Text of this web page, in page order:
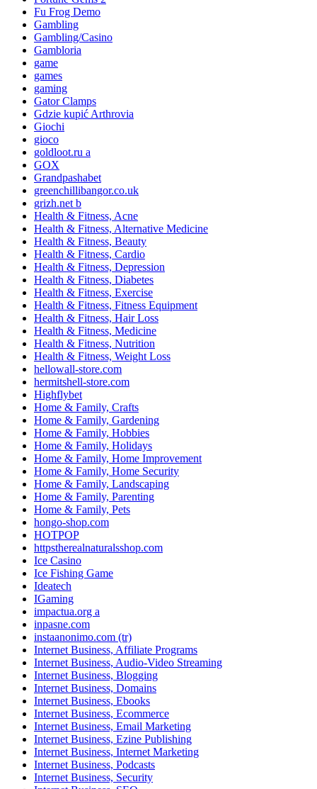
Fu Frog Demo
Gambling
Gambling/Casino
Gambloria
game
games
gaming
Gator Clamps
Gdzie kupić Arthrovia
Giochi
gioco
goldloot.ru a
GOX
Grandpashabet
greenchillibangor.co.uk
grizh.net b
Health & Fitness, Acne
Health & Fitness, Alternative Medicine
Health & Fitness, Beauty
Health & Fitness, Cardio
Health & Fitness, Depression
Health & Fitness, Diabetes
Health & Fitness, Exercise
Health & Fitness, Fitness Equipment
Health & Fitness, Hair Loss
Health & Fitness, Medicine
Health & Fitness, Nutrition
Health & Fitness, Weight Loss
hellowall-store.com
hermitshell-store.com
Highflybet
Home & Family, Crafts
Home & Family, Gardening
Home & Family, Hobbies
Home & Family, Holidays
Home & Family, Home Improvement
Home & Family, Home Security
Home & Family, Landscaping
Home & Family, Parenting
Home & Family, Pets
hongo-shop.com
HOTPOP
httpstherealnaturalsshop.com
Ice Casino
Ice Fishing Game
Ideatech
IGaming
impactua.org a
inpasne.com
instaanonimo.com (tr)
Internet Business, Affiliate Programs
Internet Business, Audio-Video Streaming
Internet Business, Blogging
Internet Business, Domains
Internet Business, Ebooks
Internet Business, Ecommerce
Internet Business, Email Marketing
Internet Business, Ezine Publishing
Internet Business, Internet Marketing
Internet Business, Podcasts
Internet Business, Security